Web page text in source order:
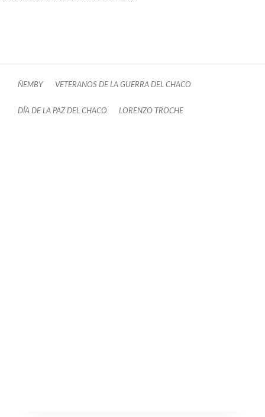
ÑEMBY VETERANOS DE LA GUERRA DEL CHACO
DÍA DE LA PAZ DEL CHACO LORENZO TROCHE